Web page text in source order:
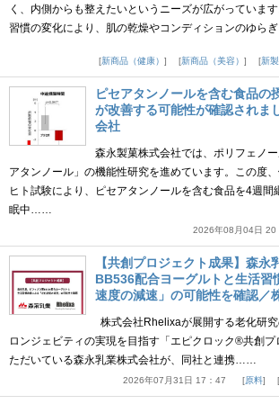
く、内側からも整えたいというニーズが広がっていま
習慣の変化により、肌の乾燥やコンディションのゆら
新商品（健康）
新商品（美容） 新
ピセアタンノールを含む食品の
が改善する可能性が確認されま
会社
森永製菓株式会社では、ポリフェノ
アタンノール」の機能性研究を進めています。この度
ヒト試験により、ピセアタンノールを含む食品を4週間
眠中……
2026年08月04日 20
【共創プロジェクト成果】森永
BB536配合ヨーグルトと生活習
速度の減速」の可能性を確認／
株式会社Rhelixaが展開する老化研究
ロンジェビティの実現を目指す「エピクロック®共創
ただいている森永乳業株式会社が、同社と連携……
2026年07月31日 17：47 原料